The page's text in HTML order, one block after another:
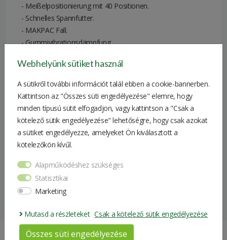
- Meißelpositionierung mit 40 Positionen.
- Schnelles Spannfutter.
- MAKPAC Fall.
- Gummivibrationsdämpfung.
Batterie: 18 V / 5.0 Ah
Geschwindigkeit: 0 - 950/min
Anzahl der Hübe: 0 - 4.700/min
Erfassen: Sie SDS-Plus
Aufprallenergie: 2,0 J
Abmessungen (LxBxH): 353x85x213 mm
Packungsgrösse 80*50*15 cm
Webhelyünk sütiket használ
A sütikről további információt talál ebben a cookie-bannerben.
Kattintson az "Összes süti engedélyezése" elemre, hogy
minden típusú sütit elfogadjon, vagy kattintson a "Csak a
kötelező sütik engedélyezése" lehetőségre, hogy csak azokat
a sütiket engedélyezze, amelyeket Ön kiválasztott a
kötelezőkön kívűl.
Alapműködéshez szükséges
Statisztikai
Marketing
Mutasd a részleteket Csak a kötelező sütik engedélyezése
Összes süti engedélyezése